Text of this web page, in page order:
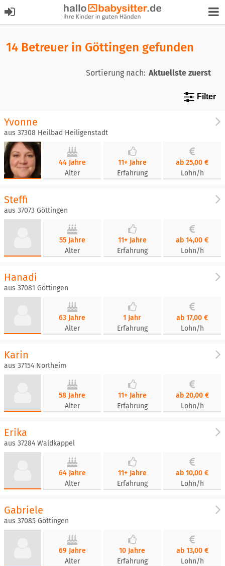
14 Betreuer in Göttingen gefunden
Sortierung nach:
Filter
Yvonne
aus 37308 Heilbad Heiligenstadt
44 Jahre
Alter
11+ Jahre
Erfahrung
ab 25,00 €
Lohn/h
Steffi
aus 37073 Göttingen
55 Jahre
Alter
11+ Jahre
Erfahrung
ab 14,00 €
Lohn/h
Hanadi
aus 37081 Göttingen
63 Jahre
Alter
1 Jahr
Erfahrung
ab 17,00 €
Lohn/h
Karin
aus 37154 Northeim
58 Jahre
Alter
11+ Jahre
Erfahrung
ab 20,00 €
Lohn/h
Erika
aus 37284 Waldkappel
64 Jahre
Alter
11+ Jahre
Erfahrung
ab 10,00 €
Lohn/h
Gabriele
aus 37085 Göttingen
69 Jahre
Alter
10 Jahre
Erfahrung
ab 13,00 €
Lohn/h